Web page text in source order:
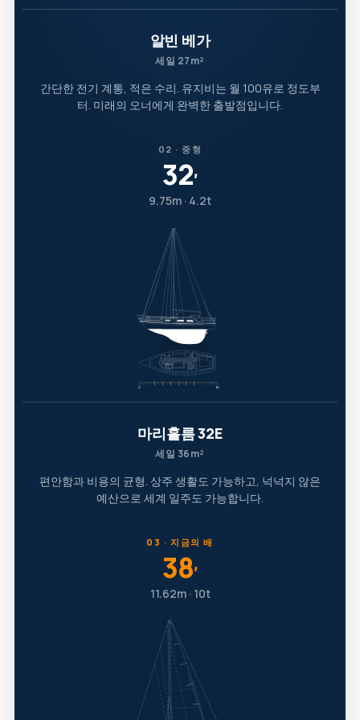
알빈 베가
세일 27m²
간단한 전기 계통, 적은 수리. 유지비는 월 100유로 정도부
터. 미래의 오너에게 완벽한 출발점입니다.
02 · 중형
32′
9.75m · 4.2t
마리홀름 32E
세일 36m²
편안함과 비용의 균형. 상주 생활도 가능하고, 넉넉지 않은
예산으로 세계 일주도 가능합니다.
03 · 지금의 배
38′
11.62m · 10t